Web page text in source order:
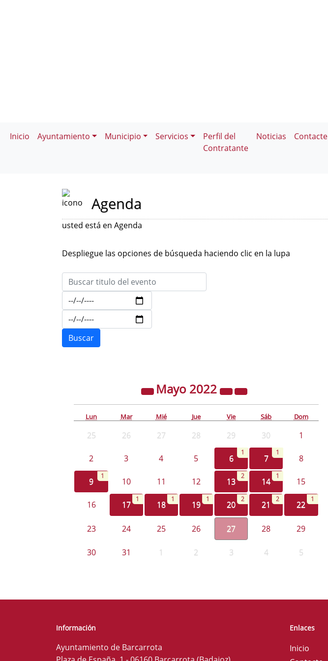
Inicio Ayuntamiento Municipio Servicios
Perfil del
Contratante
Noticias Contacte
Agenda
usted está en Agenda
Despliegue las opciones de búsqueda haciendo clic en la lupa
Mayo 2022
Lun Mar Mié Jue Vie Sáb Dom
25 26 27 28 29 30 1
2 3 4 5 6
1
7
1
8
9
1
10 11 12 13
2
14
1
15
16 17
1
18
1
19
1
20
2
21
2
22
1
23 24 25 26 27 28 29
30 31 1 2 3 4 5
Información
Ayuntamiento de Barcarrota
Enlaces
Inicio